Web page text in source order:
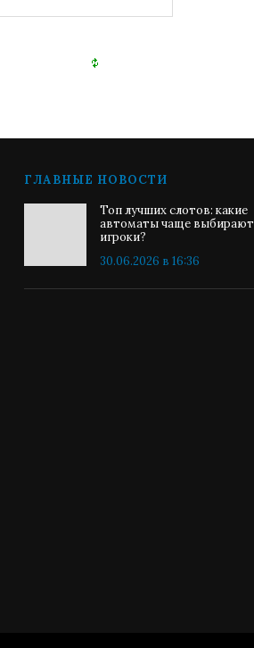
ГЛАВНЫЕ НОВОСТИ
Топ лучших слотов: какие
автоматы чаще выбирают
игроки?
30.06.2026 в 16:36